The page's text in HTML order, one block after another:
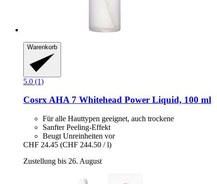
Warenkorb
5.0 (1)
CosrxAHA 7 Whitehead Power Liquid, 100 ml
Für alle Hauttypen geeignet, auch trockene
Sanfter Peeling-Effekt
Beugt Unreinheiten vor
CHF 24.45 (CHF 244.50 / l)
Zustellung bis 26. August